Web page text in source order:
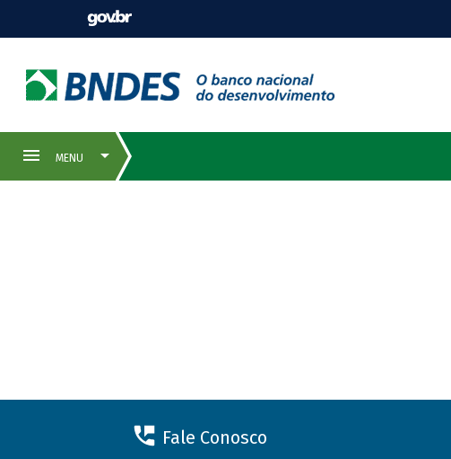
Fale Conosco